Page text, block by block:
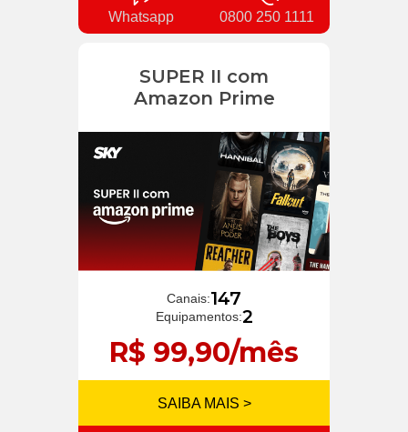
Whatsapp 0800 250 1111
SUPER II com
Amazon Prime
Canais:147
Equipamentos:2
R$ 99,90/mês
SAIBA MAIS >